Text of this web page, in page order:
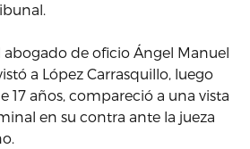
abogado de oficio Ángel Manuel
a López Carrasquillo, luego
17 años, compareció a una vista
en su contra ante la jueza